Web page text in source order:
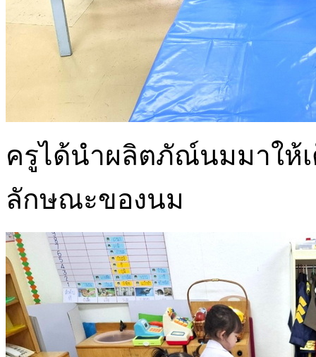
ครูได้นำผลิตภัณ์นมมาให้เ
ลักษณะของนม